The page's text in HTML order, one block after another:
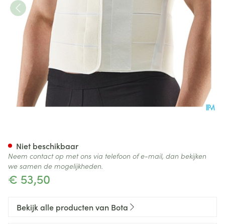
€ 53,50
Niet beschikbaar
Neem contact op met ons via telefoon of e-mail, dan bekijken
we samen de mogelijkheden.
Bekijk alle producten van Bota